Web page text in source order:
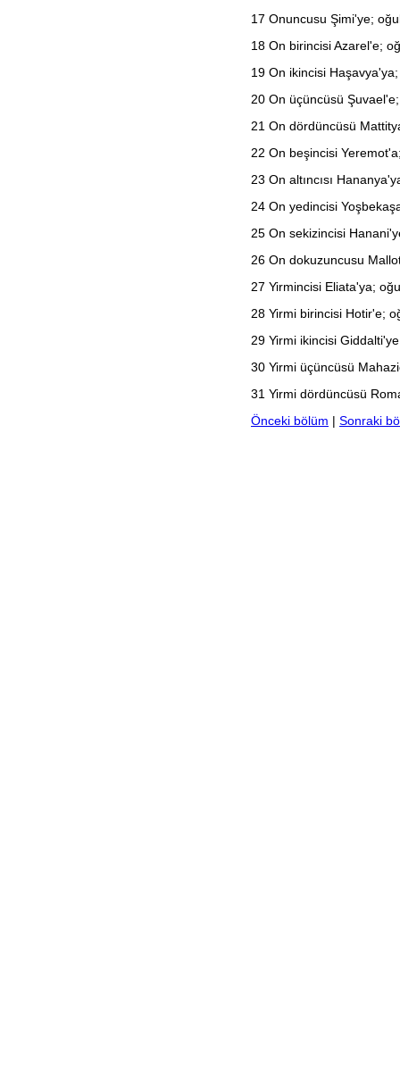
17 Onuncusu Şimi'ye;
18 On birincisi Azarel'e;
19 On ikincisi
20 On üçüncüsü
21 On dördüncüsü
22 On beşincisi
23 On altıncısı
24 On yedincisi
25 On sekizincisi
26 On dokuzuncusu
27 Yirmincisi Eliata'ya;
28 Yirmi birincisi Hotir'e;
29 Yirmi ikincisi
30 Yirmi üçüncüsü
31 Yirmi dördüncüsü
Önceki bölüm | Sonraki